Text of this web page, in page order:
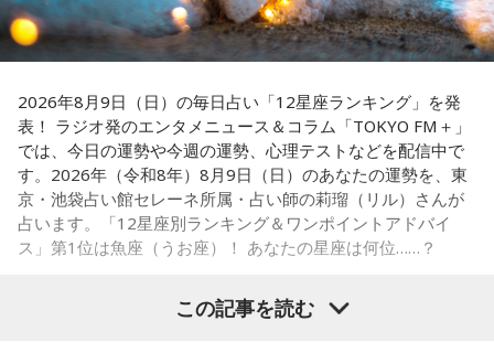
人の想いを捉える羅針盤ヒーラー。霊感タロット、四柱推
命、宿曜占星術でオーダーメイドの鑑定を手掛ける。転職、
結婚、離別など多くの経験から、今どう動くべきか悩む人に
Webサイト：https://selene-uranai.com/
YouTube： https://www.youtube.com/@ataru-uranai
のアニバーサリーイヤーにふさわしい球界のレジェンドたち
がスペシャルゲスト解説者として登場する。さらに、リスナ
ーにとって嬉しい夏の味覚や現金が当たるプレゼント企画も
実施する。
■髙津臣吾 コメント
「ショウアップナイター」をお聴きの皆さま、ご無沙汰して
ペナントレース終盤の神宮球場、一つ一つのプレーの重みが
2026年8月9日（日）の毎日占い「12星座ランキング」を発
表！ ラジオ発のエンタメニュース＆コラム「TOKYO FM＋」
では、今日の運勢や今週の運勢、心理テストなどを配信中で
す。2026年（令和8年）8月9日（日）のあなたの運勢を、東
京・池袋占い館セレーネ所属・占い師の莉瑠（リル）さんが
占います。「12星座別ランキング＆ワンポイントアドバイ
ス」第1位は魚座（うお座）！ あなたの星座は何位……？
この記事を読む